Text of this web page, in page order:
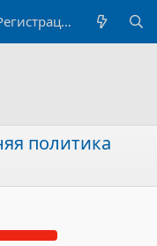
Регистрация
политика